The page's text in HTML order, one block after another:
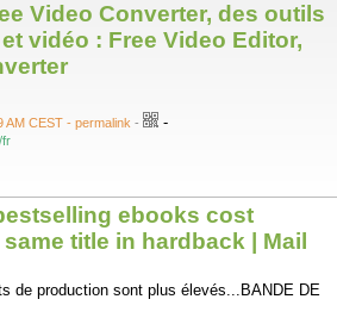
Video Converter, des outils
vidéo : Free Video Editor,
AM CEST - permalink - -
fr
ebooks cost
title in hardback | Mail
de production sont plus élevés...BANDE DE